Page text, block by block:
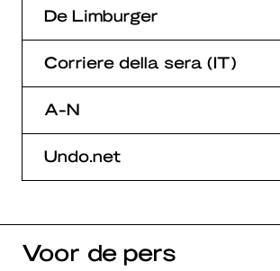
De Limburger
Corriere della sera (IT)
A-N
Undo.net
Voor de pers